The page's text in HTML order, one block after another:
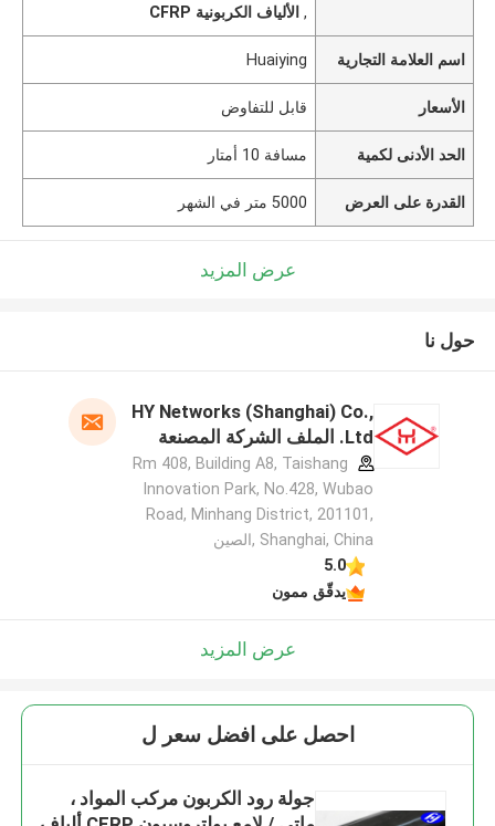
,الألياف الكربونية CFRP
اسم العلامة التجارية Huaiying
الأسعار قابل للتفاوض
الحد الأدنى لكمية مسافة 10 أمتار
القدرة على العرض 5000 متر في الشهر
عرض المزيد
حول نا
HY Networks (Shanghai) Co.,
Ltd. الملف الشركة المصنعة
Rm 408, Building A8, Taishang
Innovation Park, No.428, Wubao
Road, Minhang District, 201101,
Shanghai, China ,الصين
5.0
يدقّق ممون
عرض المزيد
احصل على افضل سعر ل
جولة رود الكربون مركب المواد ،